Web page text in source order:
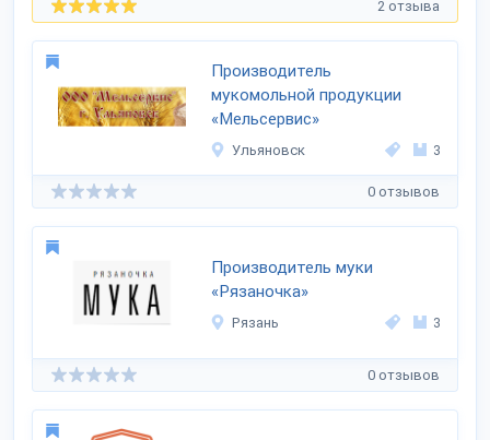
2 отзыва
Производитель
мукомольной продукции
«Мельсервис»
Ульяновск 3
0 отзывов
Производитель муки
«Рязаночка»
Рязань 3
0 отзывов